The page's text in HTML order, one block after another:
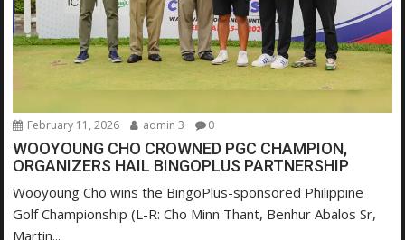
February 11, 2026 admin 3 0
WOOYOUNG CHO CROWNED PGC CHAMPION,
ORGANIZERS HAIL BINGOPLUS PARTNERSHIP
Wooyoung Cho wins the BingoPlus-sponsored Philippine
Golf Championship (L-R: Cho Minn Thant, Benhur Abalos Sr,
Martin...